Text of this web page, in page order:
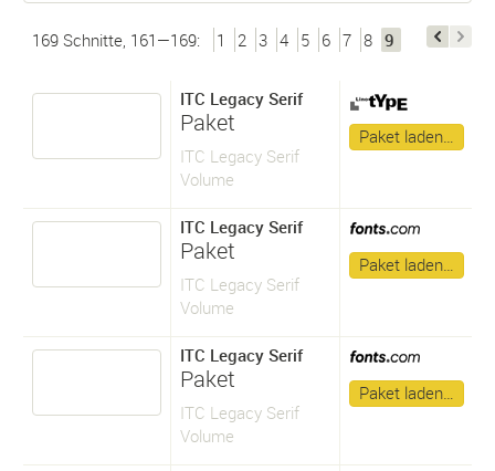
169 Schnitte, 161—169: 1 2 3 4 5 6 7 8 9
ITC Legacy Serif
Paket
ITC Legacy Serif
Volume
Paket laden…
ITC Legacy Serif
Paket
ITC Legacy Serif
Volume
Paket laden…
ITC Legacy Serif
Paket
ITC Legacy Serif
Volume
Paket laden…